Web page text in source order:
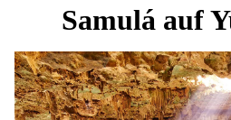
Samulá auf